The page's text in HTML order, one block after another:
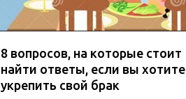
8 вопросов, на которые стоит
найти ответы, если вы хотите
укрепить свой брак